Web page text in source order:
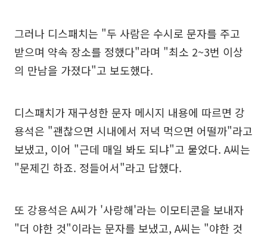
그러나 디스패치는 "두 사람은 수시로 문자를 주고
받으며 약속 장소를 정했다"라며 "최소 2~3번 이상
의 만남을 가졌다"고 보도했다.
디스패치가 재구성한 문자 메시지 내용에 따르면 강
용석은 "괜찮으면 시내에서 저녁 먹으면 어떨까"라고
보냈고, 이어 "근데 매일 봐도 되냐"고 물었다. A씨는
"문제긴 하죠. 정들어서"라고 답했다.
또 강용석은 A씨가 '사랑해'라는 이모티콘을 보내자
"더 야한 것"이라는 문자를 보냈고, A씨는 "야한 것